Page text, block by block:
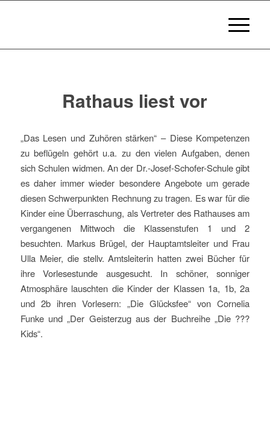
Rathaus liest vor
„Das Lesen und Zuhören stärken“ – Diese Kompetenzen
zu beflügeln gehört u.a. zu den vielen Aufgaben, denen
sich Schulen widmen. An der Dr.-Josef-Schofer-Schule gibt
es daher immer wieder besondere Angebote um gerade
diesen Schwerpunkten Rechnung zu tragen. Es war für die
Kinder eine Überraschung, als Vertreter des Rathauses am
vergangenen Mittwoch die Klassenstufen 1 und 2
besuchten. Markus Brügel, der Hauptamtsleiter und Frau
Ulla Meier, die stellv. Amtsleiterin hatten zwei Bücher für
ihre Vorlesestunde ausgesucht. In schöner, sonniger
Atmosphäre lauschten die Kinder der Klassen 1a, 1b, 2a
und 2b ihren Vorlesern: „Die Glücksfee“ von Cornelia
Funke und „Der Geisterzug aus der Buchreihe „Die ???
Kids“.